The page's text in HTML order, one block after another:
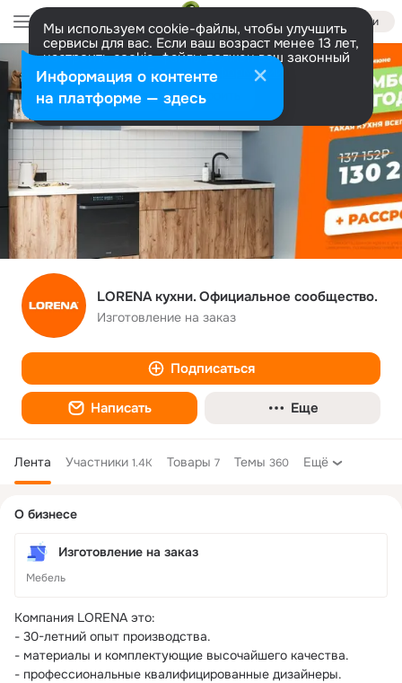
Войти
Мы используем cookie-файлы, чтобы улучшить
сервисы для вас. Если ваш возраст менее 13 лет,
настроить cookie-файлы должен ваш законный
представитель. Больше информации
Разрешить все Настроить
LORENA кухни. Официальное сообщество.
Изготовление на заказ
Подписаться
Написать Еще
Лента Участники 1.4K Товары 7 Темы 360 Ещё
колонка
О бизнесе
Изготовление на заказ
Мебель
Компания LORENA это:
- 30-летний опыт производства.
- материалы и комплектующие высочайшего качества.
- профессиональные квалифицированные дизайнеры.
Информация о контенте
на платформе — здесь